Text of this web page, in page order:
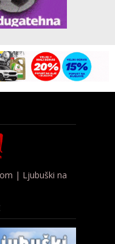
| Ljubuški na